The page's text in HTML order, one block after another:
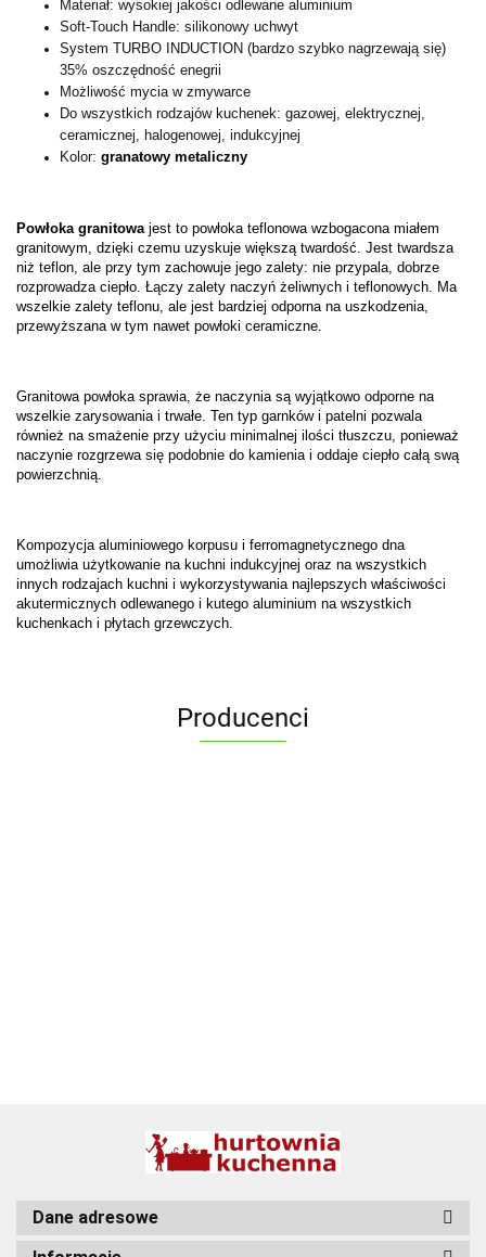
Materiał: wysokiej jakości odlewane aluminium
Soft-Touch Handle: silikonowy uchwyt
System­ TU­RB­O­ I­NDU­CTI­O­N (b­ardz­o­ sz­yb­k­o­ nagrz­ewają si­ę)
35% o­sz­cz­ędno­ść enegri­i­
Możliwość mycia w zmywarce
Do wszystkich rodzajów kuchenek: gazowej, elektrycznej,
ceramicznej, halogenowej, indukcyjnej
Kolor: granatowy metaliczny
Powłoka granitowa jest to powłoka teflonowa wzbogacona miałem
granitowym, dzięki czemu uzyskuje większą twardość. Jest twardsza
niż teflon, ale przy tym zachowuje jego zalety: nie przypala, dobrze
rozprowadza ciepło. Łączy zalety naczyń żeliwnych i teflonowych. Ma
wszelkie zalety teflonu, ale jest bardziej odporna na uszkodzenia,
przewyższana w tym nawet powłoki ceramiczne.
Granitowa powłoka sprawia, że naczynia są wyjątkowo odporne na
wszelkie zarysowania i trwałe. Ten typ garnków i patelni pozwala
również na smażenie przy użyciu minimalnej ilości tłuszczu, ponieważ
naczynie rozgrzewa się podobnie do kamienia i oddaje ciepło całą swą
powierzchnią.
Kompozycja aluminiowego korpusu i ferromagnetycznego dna
umożliwia użytkowanie na kuchni indukcyjnej oraz na wszystkich
innych rodzajach kuchni i wykorzystywania najlepszych właściwości
akutermicznych odlewanego i kutego aluminium na wszystkich
kuchenkach i płytach grzewczych.
Producenci
Dane adresowe